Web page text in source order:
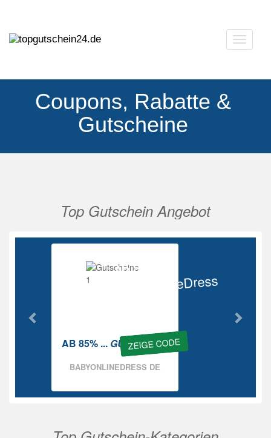
Coupons, Rabatte &
Gutscheine
Top Gutschein Angebot
Ab 85%
BabyOnlineDress
ZEIGE CODE
AB 85% ... GUTSCHEIN
BABYONLINEDRESS DE
Vorherige